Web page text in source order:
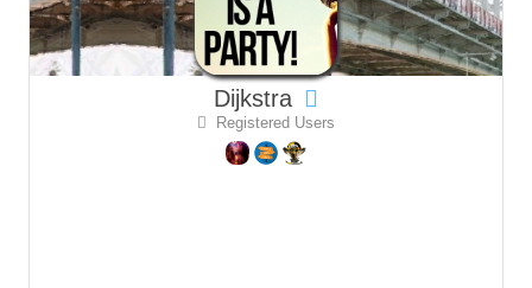
Dijkstra
Registered Users